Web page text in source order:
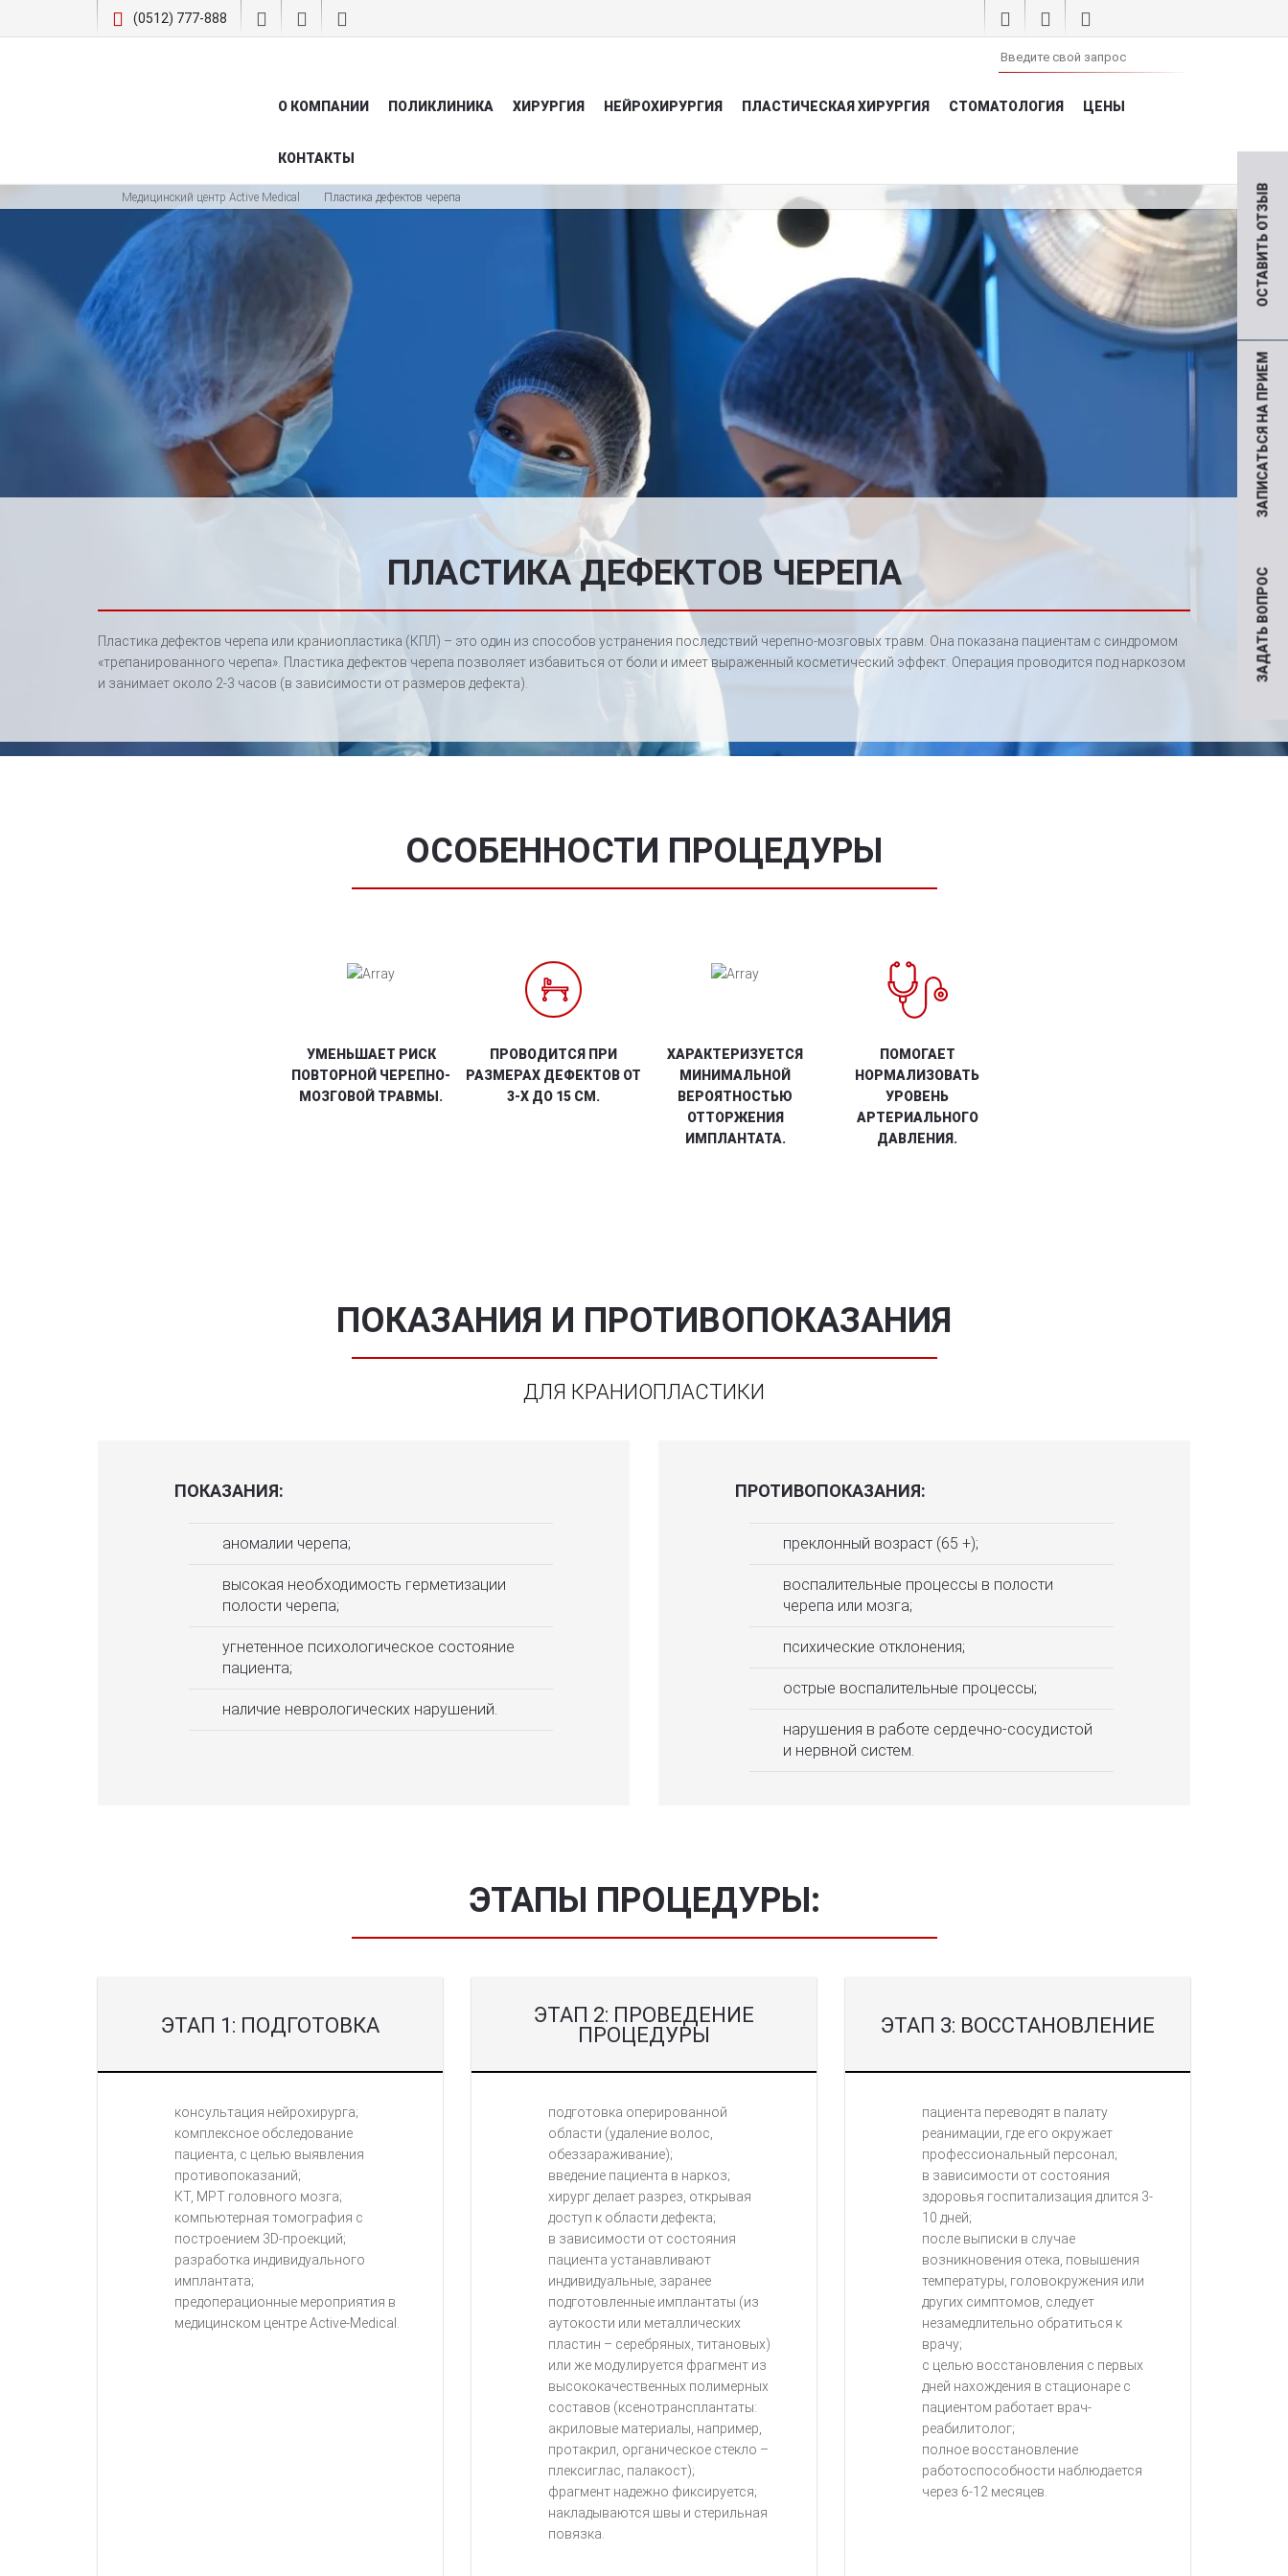
(0512) 777-888
О КОМПАНИИ ПОЛИКЛИНИКА ХИРУРГИЯ НЕЙРОХИРУРГИЯ ПЛАСТИЧЕСКАЯ ХИРУРГИЯ СТОМАТОЛОГИЯ ЦЕНЫ
КОНТАКТЫ
ЗАДАТЬ ВОПРОС
ЗАПИСАТЬСЯ НА ПРИЕМ
ОСТАВИТЬ ОТЗЫВ
ПЛАСТИКА ДЕФЕКТОВ ЧЕРЕПА
Пластика дефектов черепа или краниопластика (КПЛ) – это один из способов устранения последствий черепно-мозговых травм. Она показана пациентам с синдромом
«трепанированного черепа». Пластика дефектов черепа позволяет избавиться от боли и имеет выраженный косметический эффект. Операция проводится под наркозом
и занимает около 2-3 часов (в зависимости от размеров дефекта).
Медицинский центр Active Medical Пластика дефектов черепа
ОСОБЕННОСТИ ПРОЦЕДУРЫ
УМЕНЬШАЕТ РИСК
ПОВТОРНОЙ ЧЕРЕПНО-
МОЗГОВОЙ ТРАВМЫ.
ПРОВОДИТСЯ ПРИ
РАЗМЕРАХ ДЕФЕКТОВ ОТ
3-Х ДО 15 СМ.
ХАРАКТЕРИЗУЕТСЯ
МИНИМАЛЬНОЙ
ВЕРОЯТНОСТЬЮ
ОТТОРЖЕНИЯ
ИМПЛАНТАТА.
ПОМОГАЕТ
НОРМАЛИЗОВАТЬ
УРОВЕНЬ
АРТЕРИАЛЬНОГО
ДАВЛЕНИЯ.
ПОКАЗАНИЯ И ПРОТИВОПОКАЗАНИЯ
ДЛЯ КРАНИОПЛАСТИКИ
ПОКАЗАНИЯ:
аномалии черепа;
высокая необходимость герметизации
полости черепа;
угнетенное психологическое состояние
пациента;
наличие неврологических нарушений.
ПРОТИВОПОКАЗАНИЯ:
преклонный возраст (65 +);
воспалительные процессы в полости
черепа или мозга;
психические отклонения;
острые воспалительные процессы;
нарушения в работе сердечно-сосудистой
и нервной систем.
ЭТАПЫ ПРОЦЕДУРЫ:
ЭТАП 1: ПОДГОТОВКА
консультация нейрохирурга;
комплексное обследование
пациента, с целью выявления
противопоказаний;
КТ, МРТ головного мозга;
компьютерная томография с
построением 3D-проекций;
разработка индивидуального
имплантата;
предоперационные мероприятия в
медицинском центре Active-Medical.
ЭТАП 2: ПРОВЕДЕНИЕ
ПРОЦЕДУРЫ
подготовка оперированной
области (удаление волос,
обеззараживание);
введение пациента в наркоз;
хирург делает разрез, открывая
доступ к области дефекта;
в зависимости от состояния
пациента устанавливают
индивидуальные, заранее
подготовленные имплантаты (из
аутокости или металлических
пластин – серебряных, титановых)
или же модулируется фрагмент из
высококачественных полимерных
составов (ксенотрансплантаты:
акриловые материалы, например,
протакрил, органическое стекло –
плексиглас, палакост);
фрагмент надежно фиксируется;
накладываются швы и стерильная
повязка.
ЭТАП 3: ВОССТАНОВЛЕНИЕ
пациента переводят в палату
реанимации, где его окружает
профессиональный персонал;
в зависимости от состояния
здоровья госпитализация длится 3-
10 дней;
после выписки в случае
возникновения отека, повышения
температуры, головокружения или
других симптомов, следует
незамедлительно обратиться к
врачу;
с целью восстановления с первых
дней нахождения в стационаре с
пациентом работает врач-
реабилитолог;
полное восстановление
работоспособности наблюдается
через 6-12 месяцев.